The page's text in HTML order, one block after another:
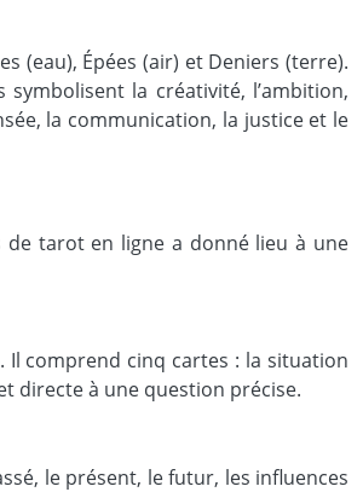
(eau), Épées (air) et Deniers (terre).
la créativité, l’ambition,
la communication, la justice et le
tarot en ligne a donné lieu à une
comprend cinq cartes : la situation
directe à une question précise.
le présent, le futur, les influences